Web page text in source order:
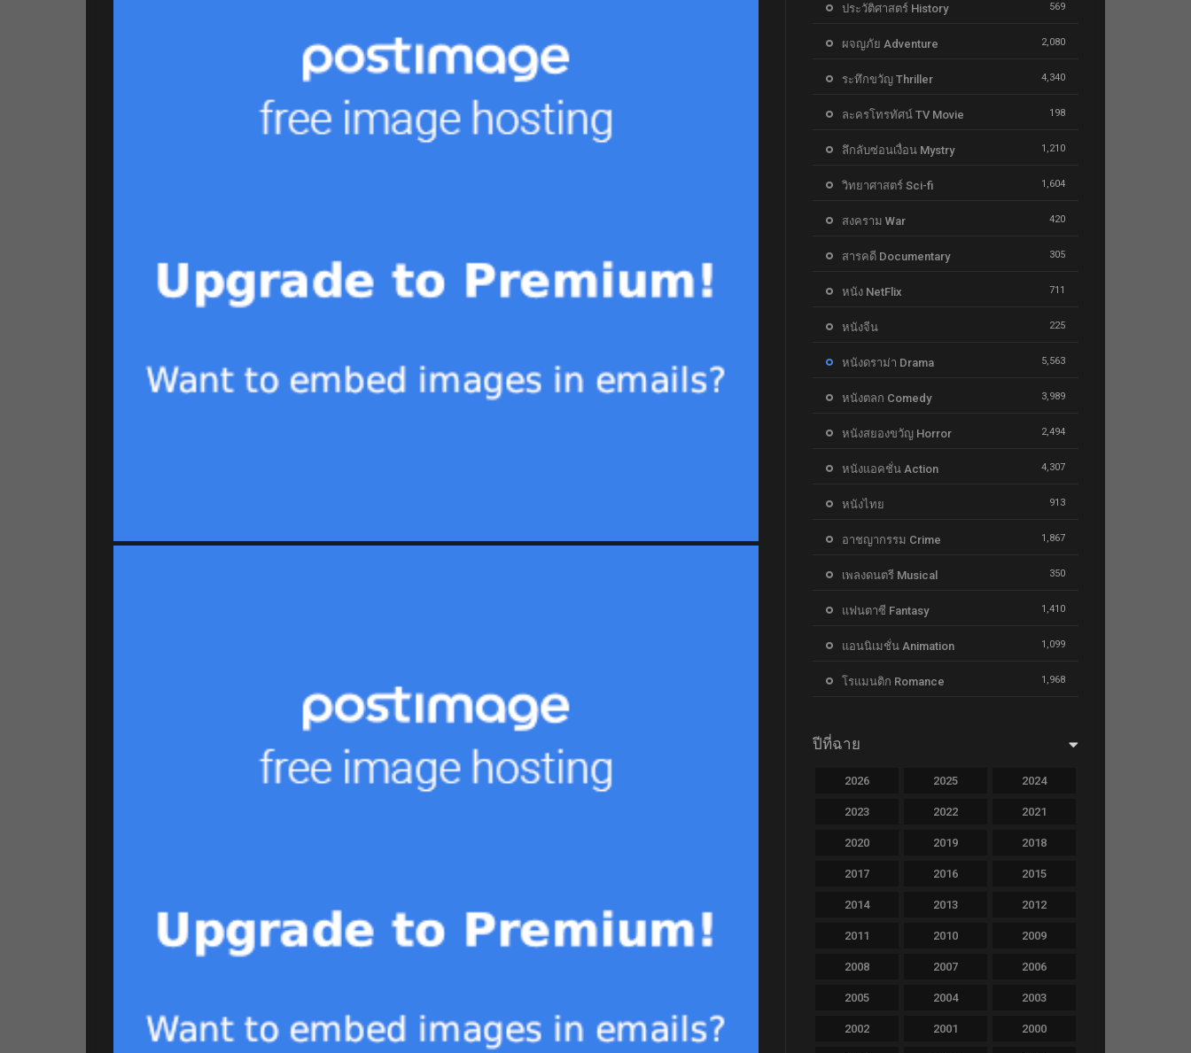
ประวัติศาสตร์ History 569
ผจญภัย Adventure 2,080
ระทึกขวัญ Thriller 4,340
ละครโทรทัศน์ TV Movie 198
ลึกลับซ่อนเงื่อน Mystry 1,210
วิทยาศาสตร์ Sci-fi 1,604
สงคราม War 420
สารคดี Documentary 305
หนัง NetFlix 711
หนังจีน 225
หนังดราม่า Drama 5,563
หนังตลก Comedy 3,989
หนังสยองขวัญ Horror 2,494
หนังแอคชั่น Action 4,307
หนังไทย 913
อาชญากรรม Crime 1,867
เพลงดนตรี Musical 350
แฟนตาซี Fantasy 1,410
แอนนิเมชั่น Animation 1,099
โรแมนติก Romance 1,968
ปีที่ฉาย
2026 2025 2024
2023 2022 2021
2020 2019 2018
2017 2016 2015
2014 2013 2012
2011 2010 2009
2008 2007 2006
2005 2004 2003
2002 2001 2000